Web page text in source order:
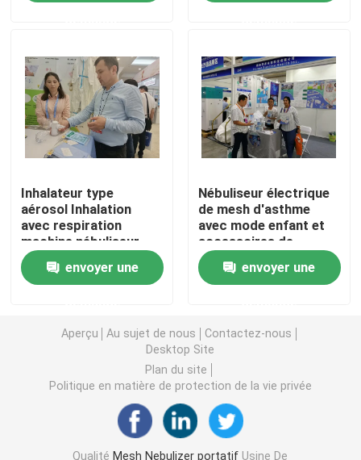
Mesh Nebulizer Machine
Asthme Mesh Nebulizer
nébuliseur médical à mailles
Nébuliseur vibrant de maille
Machine adulte de nébuliseur
Machine d'inhalateur de toux
Machine d'inhalateur de nébuliseur
Inhalateur type
aérosol Inhalation
avec respiration
machine nébuliseur
adulte
envoyer une
Nébuliseur électrique
de mesh d'asthme
avec mode enfant et
accessoires de
masque adulte
envoyer une
Aperçu Au sujet de nous
Contactez-nous
Desktop Site
Plan du site
Politique en matière de protection de la vie privée
Qualité Mesh Nebulizer portatif Usine De